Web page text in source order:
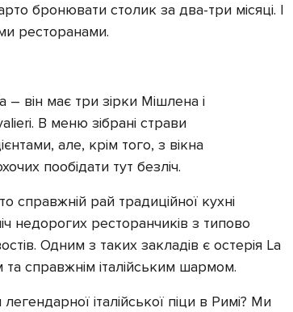
бронювати столик за два-три місяці. І
ресторанами.
він має три зірки Мішлена і
В меню зібрані страви
але, крім того, з вікна
пообідати тут безліч.
рай традиційної кухні
недорогих ресторанчиків з типово
Одним з таких закладів є остерія La
справжнім італійським шармом.
італійської піци в Римі? Ми